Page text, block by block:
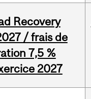
Recovery
/ frais de
7,5 %
2027